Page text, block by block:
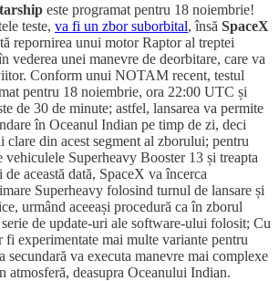
este programat pentru 18 noiembrie!
teste, va fi un zbor suborbital, însă SpaceX
repornirea unui motor Raptor al treptei
vederea unei manevre de deorbitare, care va
Conform unui NOTAM recent, testul
pentru 18 noiembrie, ora 22:00 UTC și
de 30 de minute; astfel, lansarea va permite
în Oceanul Indian pe timp de zi, deci
clare din acest segment al zborului; pentru
Superheavy Booster 13 și treapta
această dată, SpaceX va încerca
Superheavy folosind turnul de lansare și
urmând aceeași procedură ca în zborul
de update-uri ale software-ului folosit; Cu
fi experimentate mai multe variante pentru
secundară va executa manevre mai complexe
deasupra Oceanului Indian.